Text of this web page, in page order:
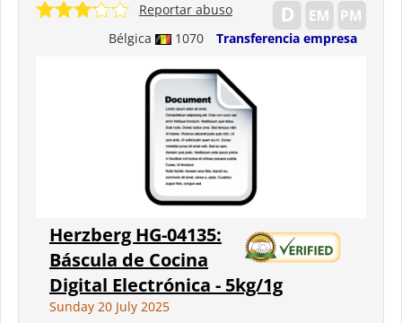
Bélgica 1070 Transferencia empresa
Reportar abuso
Herzberg HG-04135:
Báscula de Cocina
Digital Electrónica - 5kg/1g
Sunday 20 July 2025